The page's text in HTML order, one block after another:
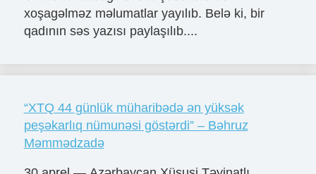
xoşagəlməz məlumatlar yayılıb. Belə ki, bir
qadının səs yazısı paylaşılıb....
“XTQ 44 günlük müharibədə ən yüksək
peşəkarlıq nümunəsi göstərdi” – Bəhruz
Məmmədzadə